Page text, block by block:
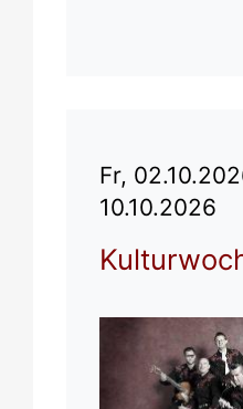
Fr,
10.10.2026